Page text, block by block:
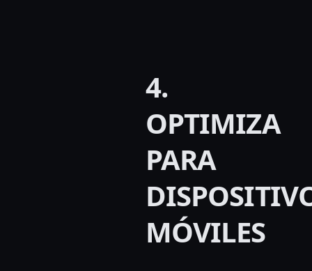
4.
OPTIMIZA
PARA
MÓVILES